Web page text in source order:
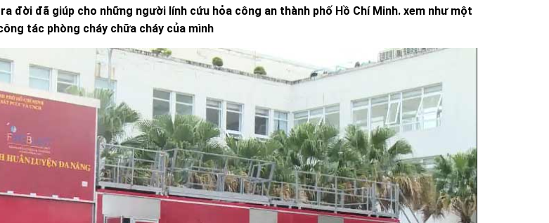
đời đã giúp cho những người lính cứu hỏa công an thành phố Hồ Chí Minh. xem như một
tác phòng cháy chữa cháy của mình